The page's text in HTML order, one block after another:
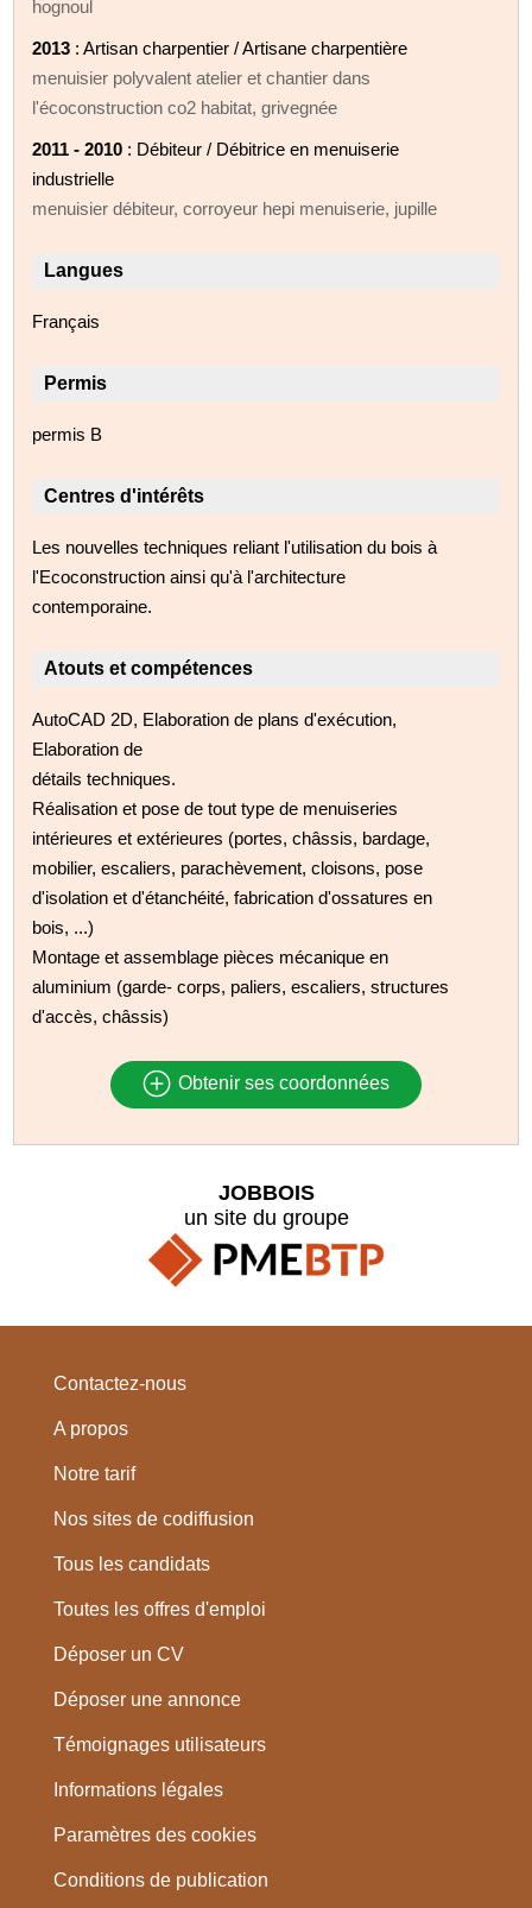
hognoul
2013 : Artisan charpentier / Artisane charpentière
menuisier polyvalent atelier et chantier dans
l'écoconstruction co2 habitat, grivegnée
2011 - 2010 : Débiteur / Débitrice en menuiserie
industrielle
menuisier débiteur, corroyeur hepi menuiserie, jupille
Langues
Français
Permis
permis B
Centres d'intérêts
Les nouvelles techniques reliant l'utilisation du bois à
l'Ecoconstruction ainsi qu'à l'architecture
contemporaine.
Atouts et compétences
AutoCAD 2D, Elaboration de plans d'exécution,
Elaboration de
détails techniques.
Réalisation et pose de tout type de menuiseries
intérieures et extérieures (portes, châssis, bardage,
mobilier, escaliers, parachèvement, cloisons, pose
d'isolation et d'étanchéité, fabrication d'ossatures en
bois, ...)
Montage et assemblage pièces mécanique en
aluminium (garde- corps, paliers, escaliers, structures
d'accès, châssis)
Obtenir ses coordonnées
JOBBOIS
un site du groupe
Contactez-nous
A propos
Notre tarif
Nos sites de codiffusion
Tous les candidats
Toutes les offres d'emploi
Déposer un CV
Déposer une annonce
Témoignages utilisateurs
Informations légales
Paramètres des cookies
Conditions de publication